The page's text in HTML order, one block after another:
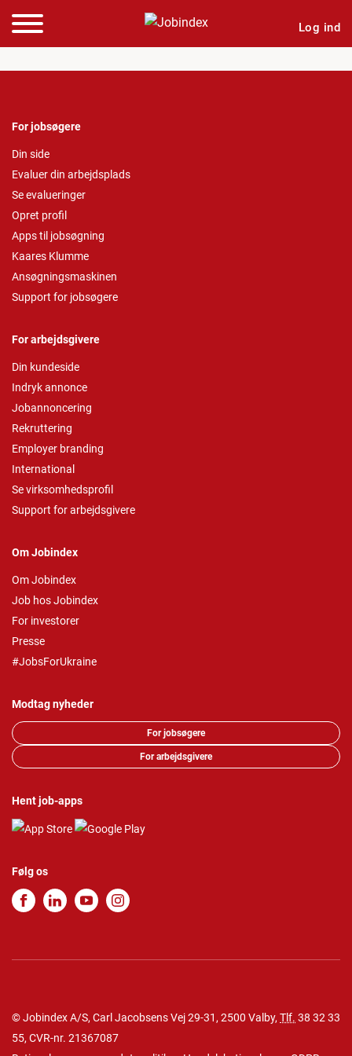
Log ind
For jobsøgere
Din side
Evaluer din arbejdsplads
Se evalueringer
Opret profil
Apps til jobsøgning
Kaares Klumme
Ansøgningsmaskinen
Support for jobsøgere
For arbejdsgivere
Din kundeside
Indryk annonce
Jobannoncering
Rekruttering
Employer branding
International
Se virksomhedsprofil
Support for arbejdsgivere
Om Jobindex
Om Jobindex
Job hos Jobindex
For investorer
Presse
#JobsForUkraine
Modtag nyheder
For jobsøgere
For arbejdsgivere
Hent job-apps
Følg os
© Jobindex A/S, Carl Jacobsens Vej 29-31, 2500 Valby, Tlf. 38 32 33
55, CVR-nr. 21367087